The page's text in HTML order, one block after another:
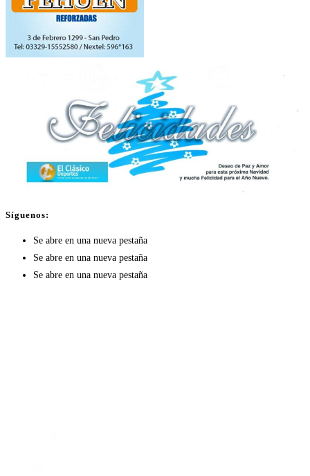
Síguenos:
Se abre en una nueva pestaña
Se abre en una nueva pestaña
Se abre en una nueva pestaña